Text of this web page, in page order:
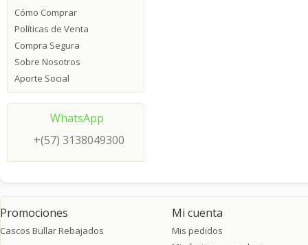
Cómo Comprar
Políticas de Venta
Compra Segura
Sobre Nosotros
Aporte Social
WhatsApp
+(57) 3138049300
Promociones
Cascos Bullar Rebajados
Mi cuenta
Mis pedidos